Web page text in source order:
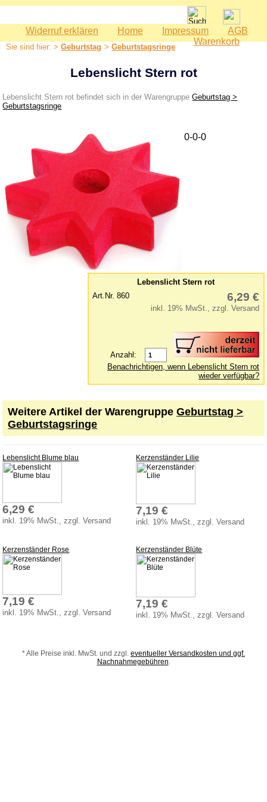
Widerruf erklären Home Impressum
AGB
Warenkorb
Sie sind hier: > Geburtstag > Geburtstagsringe
Spielwaren
Babyspielzeug
Bauernhof
Geburtstag
Geburtstagsringe
Holzeisenbahn
Kaspertheater
Kaufmannsladen
Kinderzimmer - Accessoires
Kinderwerkzeuge
Klettermax & Hampelmann
Puppen und Puppenmöbel
Puppenhaus
Puzzle aus Holz
Schaukelpferd
Spiele
Spielzeugautos
Spielzeugtiere
Weihnachten
Zaubertricks
Service
Lebenslicht Stern rot
Lebenslicht Stern rot befindet sich in der WarengruppeGeburtstag >
Geburtstagsringe
Lebenslicht Stern rot
Art.Nr. 860
6,29 €
inkl. 19% MwSt., zzgl. Versand
Anzahl:
Benachrichtigen, wenn Lebenslicht Stern rot
wieder verfügbar?
0-0-0
Weitere Artikel der WarengruppeGeburtstag >
Geburtstagsringe
Lebenslicht Blume blau
6,29 €
inkl. 19% MwSt., zzgl. Versand
Kerzenständer Lilie
7,19 €
inkl. 19% MwSt., zzgl. Versand
Kerzenständer Rose
7,19 €
inkl. 19% MwSt., zzgl. Versand
Kerzenständer Blüte
7,19 €
inkl. 19% MwSt., zzgl. Versand
* Alle Preise inkl. MwSt. und zzgl. eventueller Versandkosten und ggf.
Nachnahmegebühren